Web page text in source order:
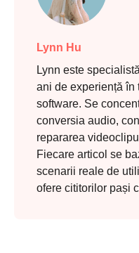
Lynn Hu
Lynn este
ani de experiență în
software. Se
conversia audio,
repararea
Fiecare articol se
scenarii reale de
ofere cititorilor pași